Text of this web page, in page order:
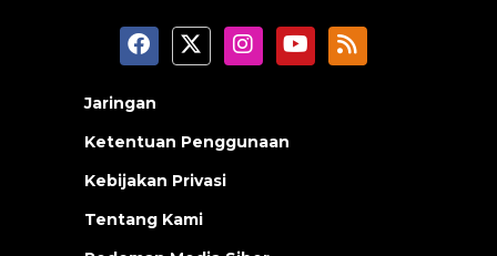
Jaringan
Ketentuan Penggunaan
Kebijakan Privasi
Tentang Kami